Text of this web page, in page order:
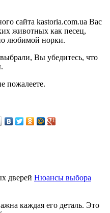
сайта kastoria.com.ua Вас
животных как песец,
любимой норки.
Вы убедитесь, что
пожалеете.
Нюансы выбора
каждая его деталь. Это